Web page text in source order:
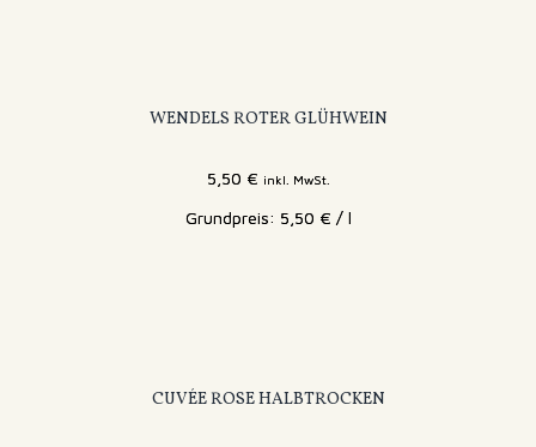
WENDELS ROTER GLÜHWEIN
5,50 € inkl. MwSt.
5,50 € / l
CUVÉE ROSE HALBTROCKEN